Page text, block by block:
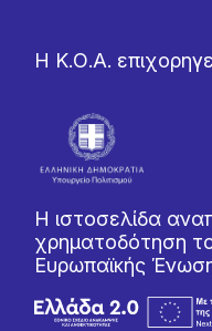
Η Κ.Ο.Α.
Η ιστοσελίδα
χρηματοδότηση
Ευρωπαϊκής